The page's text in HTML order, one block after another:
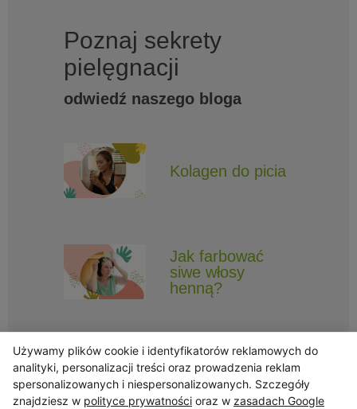
Poznaj sekrety
pielęgnacji
odwiedź naszego bloga
Kolagen do picia
Jak farbować
siwe włosy
henną?
Obserwuj Triny, by nie ominęły Cię najlepsze promocje i informacje
Używamy plików cookie i identyfikatorów reklamowych do
analityki, personalizacji treści oraz prowadzenia reklam
spersonalizowanych i niespersonalizowanych. Szczegóły
znajdziesz w polityce prywatności oraz w zasadach Google